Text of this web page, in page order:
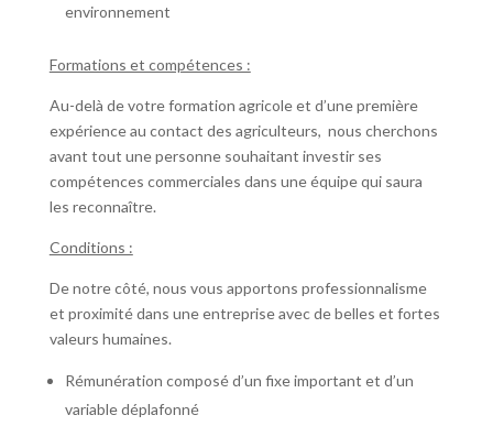
environnement
Formations et compétences :
Au-delà de votre formation agricole et d’une première
expérience au contact des agriculteurs, nous cherchons
avant tout une personne souhaitant investir ses
compétences commerciales dans une équipe qui saura
les reconnaître.
Conditions :
De notre côté, nous vous apportons professionnalisme
et proximité dans une entreprise avec de belles et fortes
valeurs humaines.
Rémunération composé d’un fixe important et d’un
variable déplafonné